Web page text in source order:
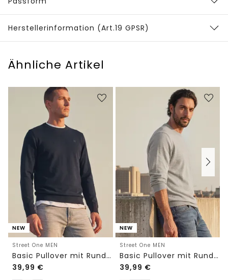
Herstellerinformation (Art.19 GPSR)
Ähnliche Artikel
NEW
Street One MEN
Basic Pullover mit Rundhals in Unifarbe
39,99 €
NEW
Street One MEN
Basic Pullover mit Rundhals in Unifarbe
39,99 €